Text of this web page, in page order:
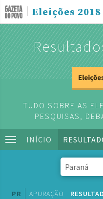
Eleições 2018
TUDO SOBRE AS
PESQUISAS,
INÍCIO
PR APURAÇÃO